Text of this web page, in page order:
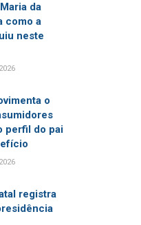
da
como a
neste
o
perfil do pai
registra